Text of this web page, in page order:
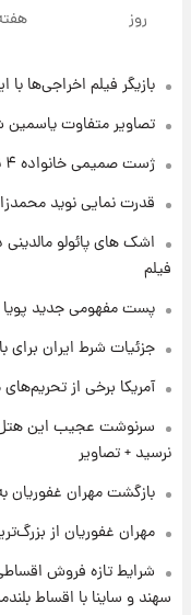
۱ روز پیش
۱ روز پیش
۱ روز پیش
روز
بازیگر فیلم اخراجی‌ها
تصاویر متفاوت
ژست صمیمی خانواده ۴ نفره شیلا خداداد پربازدید شد + عکس
قدرت نمایی نوید
اشک های پائولو
فیلم
پست مفهومی جدید
جزئیات شرط ایران برای
آمریکا برخی از
سرنوشت عجیب این هتل
نرسید + تصاویر
بازگشت مهران غفوریان
مهران غفوریان از
شرایط تازه فروش
سهند و ساینا با اقساط